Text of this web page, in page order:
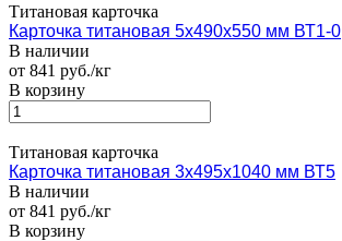
Титановая карточка
Карточка титановая 5х490х550 мм ВТ1-0
В наличии
от 841 руб./кг
В корзину
Титановая карточка
Карточка титановая 3х495х1040 мм ВТ5
В наличии
от 841 руб./кг
В корзину